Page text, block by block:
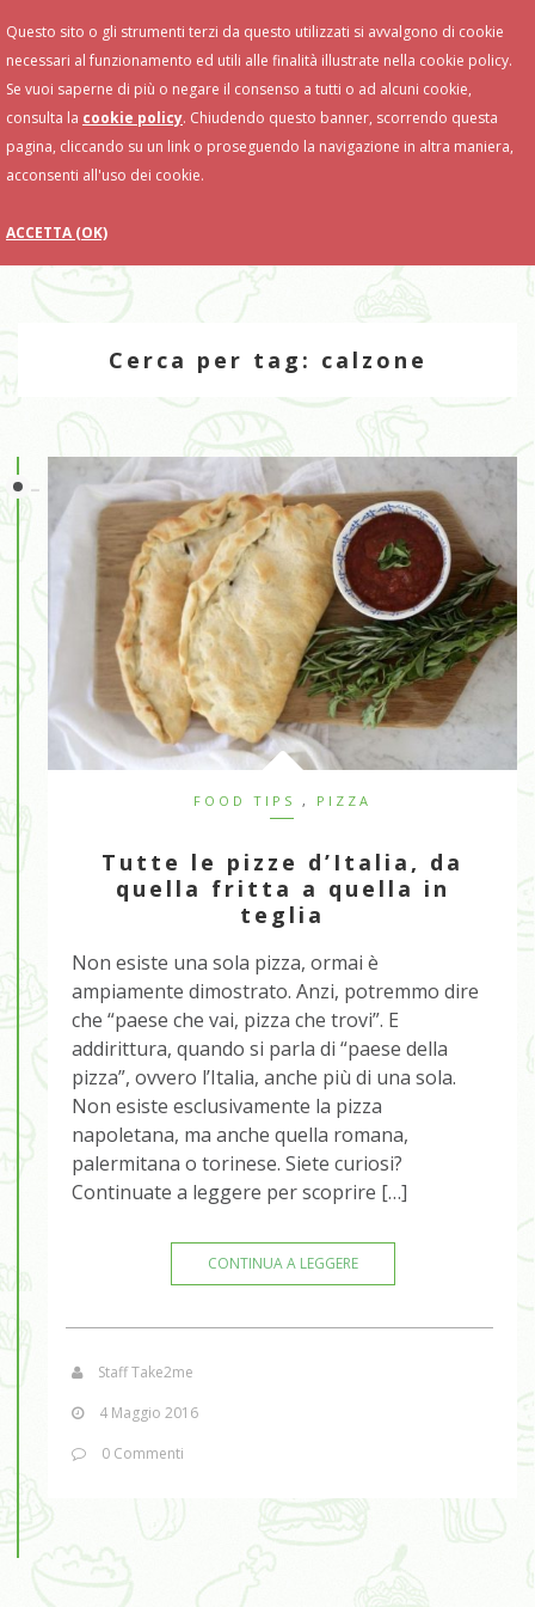
Toggle
Navigation
Cerca per tag: calzone
FOOD TIPS , PIZZA
Tutte le pizze d’Italia, da
quella fritta a quella in
teglia
Non esiste una sola pizza, ormai è
ampiamente dimostrato. Anzi, potremmo dire
che “paese che vai, pizza che trovi”. E
addirittura, quando si parla di “paese della
pizza”, ovvero l’Italia, anche più di una sola.
Non esiste esclusivamente la pizza
napoletana, ma anche quella romana,
palermitana o torinese. Siete curiosi?
Continuate a leggere per scoprire […]
CONTINUA A LEGGERE
Staff Take2me
4 Maggio 2016
0 Commenti
Questo sito o gli strumenti terzi da questo utilizzati si avvalgono di cookie
necessari al funzionamento ed utili alle finalità illustrate nella cookie policy.
Se vuoi saperne di più o negare il consenso a tutti o ad alcuni cookie,
consulta la cookie policy. Chiudendo questo banner, scorrendo questa
pagina, cliccando su un link o proseguendo la navigazione in altra maniera,
acconsenti all'uso dei cookie.
ACCETTA (OK)